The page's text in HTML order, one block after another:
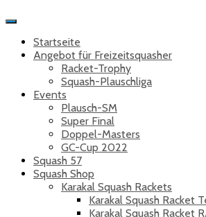
Toggle
NavigationStartseite
Angebot für Freizeitsquasher
Racket-Trophy
Squash-Plauschliga
Events
Plausch-SM
Super Final
Doppel-Masters
GC-Cup 2022
Squash 57
Squash Shop
Karakal Squash Rackets
Karakal Squash Racket
Karakal Squash Racket